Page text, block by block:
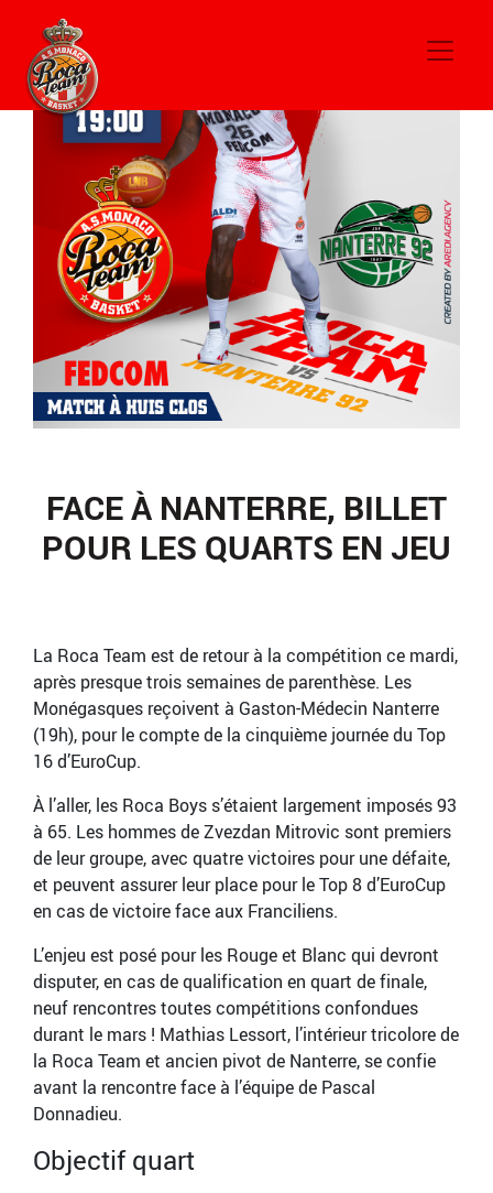
FACE À NANTERRE, BILLET
POUR LES QUARTS EN JEU
La Roca Team est de retour à la compétition ce mardi,
après presque trois semaines de parenthèse. Les
Monégasques reçoivent à Gaston-Médecin Nanterre
(19h), pour le compte de la cinquième journée du Top
16 d’EuroCup.
À l’aller, les Roca Boys s’étaient largement imposés 93
à 65. Les hommes de Zvezdan Mitrovic sont premiers
de leur groupe, avec quatre victoires pour une défaite,
et peuvent assurer leur place pour le Top 8 d’EuroCup
en cas de victoire face aux Franciliens.
L’enjeu est posé pour les Rouge et Blanc qui devront
disputer, en cas de qualification en quart de finale,
neuf rencontres toutes compétitions confondues
durant le mars ! Mathias Lessort, l’intérieur tricolore de
la Roca Team et ancien pivot de Nanterre, se confie
avant la rencontre face à l’équipe de Pascal
Donnadieu.
Objectif quart